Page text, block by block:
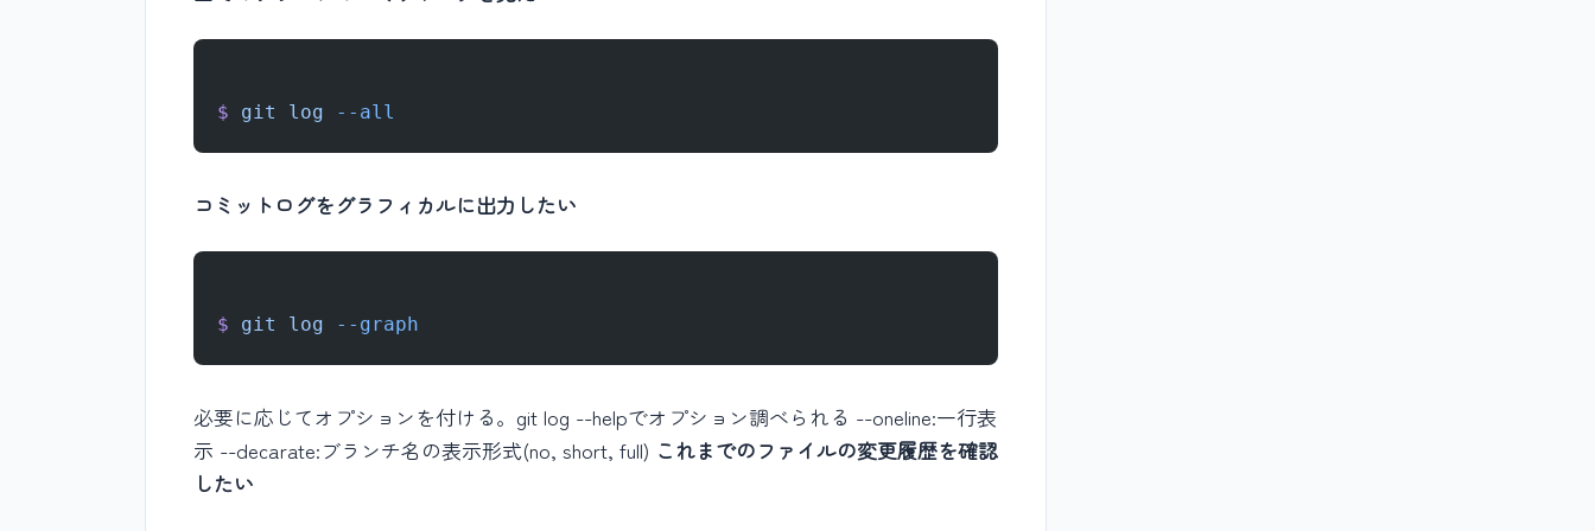
$ git log --all
コミットログをグラフィカルに出力したい
$ git log --graph
必要に応じてオプションを付ける。git log --helpでオプション調べられる --oneline:一行表
示 --decarate:ブランチ名の表示形式(no, short, full) これまでのファイルの変更履歴を確認
したい